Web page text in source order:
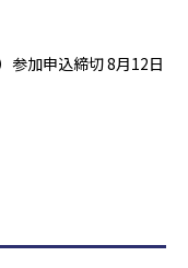
参加申込締切 8月12日